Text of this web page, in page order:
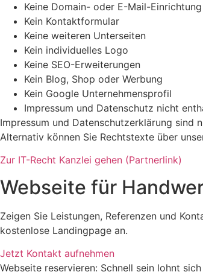
Keine Domain- oder E-Mail-Einrichtung
Kein Kontaktformular
Keine weiteren Unterseiten
Kein individuelles Logo
Keine SEO-Erweiterungen
Kein Blog, Shop oder Werbung
Kein Google Unternehmensprofil
Impressum und Datenschutz nicht
Impressum und Datenschutzerklärung sind
Alternativ können Sie Rechtstexte über
Zur IT-Recht Kanzlei gehen (Partnerlink)
Webseite für
Zeigen Sie Leistungen, Referenzen und
kostenlose Landingpage an.
Jetzt Kontakt aufnehmen
Webseite reservieren: Schnell sein lohnt sich